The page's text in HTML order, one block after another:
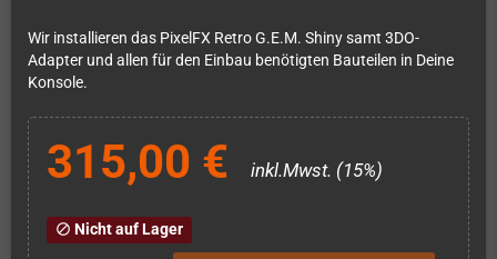
Wir installieren das PixelFX Retro G.E.M. Shiny samt 3DO-
Adapter und allen für den Einbau benötigten Bauteilen in Deine
Konsole.
315,00 € inkl.Mwst. (15%)
block Nicht auf Lager